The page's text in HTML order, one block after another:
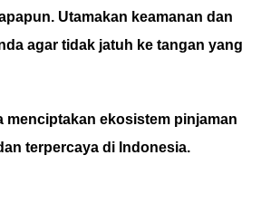
Utamakan keamanan dan
agar tidak jatuh ke tangan yang
menciptakan ekosistem pinjaman
terpercaya di Indonesia.